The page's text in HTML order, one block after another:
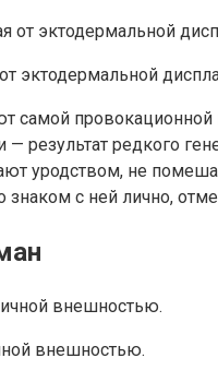
эктодермальной
самой
результат редкого
уродством, не
знаком с ней лично,
внешностью.